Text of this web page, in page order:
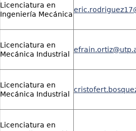
Licenciatura en
Ingeniería Mecánica
Licenciatura en
Mecánica Industrial
Licenciatura en
Mecánica Industrial
Licenciatura en